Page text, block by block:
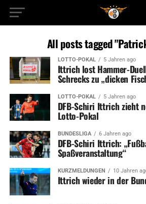
All posts tagged
LOTTO-POKAL 5 Jahren ago
Ittrich lost Hammer-
Schrecks zu „dicken
LOTTO-POKAL 5 Jahren ago
DFB-Schiri Ittrich zieht
Lotto-Pokal
BUNDESLIGA 6 Jahren ago
DFB-Schiri Ittrich:
Spaßveranstaltung“
KURZMELDUNGEN 10 Jahren
Ittrich wieder in der